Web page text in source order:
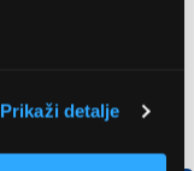
Prikaži detalje